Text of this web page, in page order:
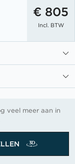
€ 805
Incl. BTW
veel meer aan in